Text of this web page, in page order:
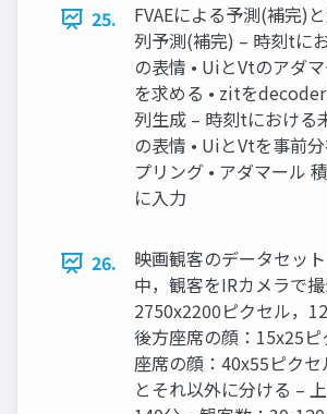
25.
FVAEによる予測(補完)
列予測(補完) – 時刻tに
の表情 • UiとVtのアダ
を求める • zitを
列生成 – 時刻tにおける
の表情 • UiとVtを事前
プリング • アダマール
に入力
26.
映画観客のデータセッ
中，観客をIRカメラで
2750x2200ピクセル，
後方座席の顔：15x25ピ
座席の顔：40x55ピクセ
とそれ以外に分ける –